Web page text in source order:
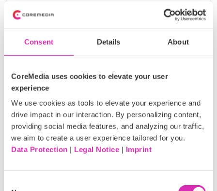
Consent Details About
CoreMedia uses cookies to elevate your user
experience
We use cookies as tools to elevate your experience and
drive impact in our interaction. By personalizing content,
providing social media features, and analyzing our traffic,
we aim to create a user experience tailored for you.
Data Protection | Legal Notice | Imprint
künstliche Intelligenz und personalisierte Inhalte
den Support von KMU revolutionieren.
Mehr erfahren!